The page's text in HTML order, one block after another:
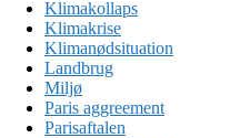
Klimakollaps
Klimakrise
Klimanødsituation
Landbrug
Miljø
Paris aggreement
Parisaftalen